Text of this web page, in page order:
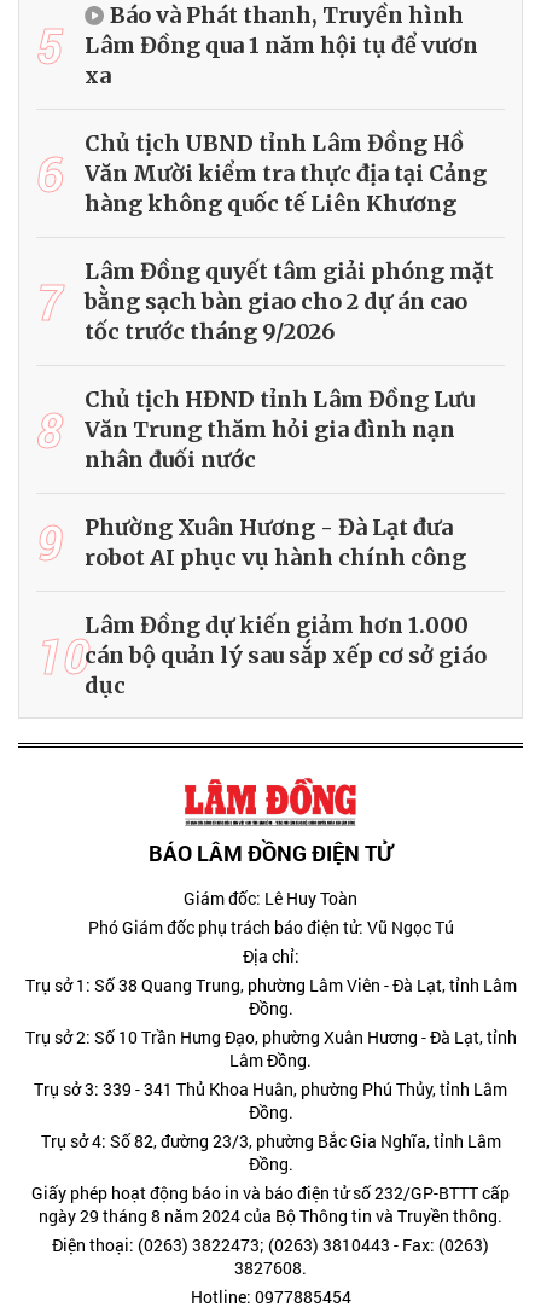
5
Báo và Phát thanh, Truyền hình
Lâm Đồng qua 1 năm hội tụ để vươn
xa
6
Chủ tịch UBND tỉnh Lâm Đồng Hồ
Văn Mười kiểm tra thực địa tại Cảng
hàng không quốc tế Liên Khương
7
Lâm Đồng quyết tâm giải phóng mặt
bằng sạch bàn giao cho 2 dự án cao
tốc trước tháng 9/2026
8
Chủ tịch HĐND tỉnh Lâm Đồng Lưu
Văn Trung thăm hỏi gia đình nạn
nhân đuối nước
9
Phường Xuân Hương - Đà Lạt đưa
robot AI phục vụ hành chính công
10Lâm Đồng dự kiến giảm hơn 1.000
cán bộ quản lý sau sắp xếp cơ sở giáo
dục
BÁO LÂM ĐỒNG ĐIỆN TỬ
Giám đốc: Lê Huy Toàn
Phó Giám đốc phụ trách báo điện tử: Vũ Ngọc Tú
Địa chỉ:
Trụ sở 1: Số 38 Quang Trung, phường Lâm Viên - Đà Lạt, tỉnh Lâm
Đồng.
Trụ sở 2: Số 10 Trần Hưng Đạo, phường Xuân Hương - Đà Lạt, tỉnh
Lâm Đồng.
Trụ sở 3: 339 - 341 Thủ Khoa Huân, phường Phú Thủy, tỉnh Lâm
Đồng.
Trụ sở 4: Số 82, đường 23/3, phường Bắc Gia Nghĩa, tỉnh Lâm
Đồng.
Giấy phép hoạt động báo in và báo điện tử số 232/GP-BTTT cấp
ngày 29 tháng 8 năm 2024 của Bộ Thông tin và Truyền thông.
Điện thoại: (0263) 3822473; (0263) 3810443 - Fax: (0263)
3827608.
Hotline: 0977885454